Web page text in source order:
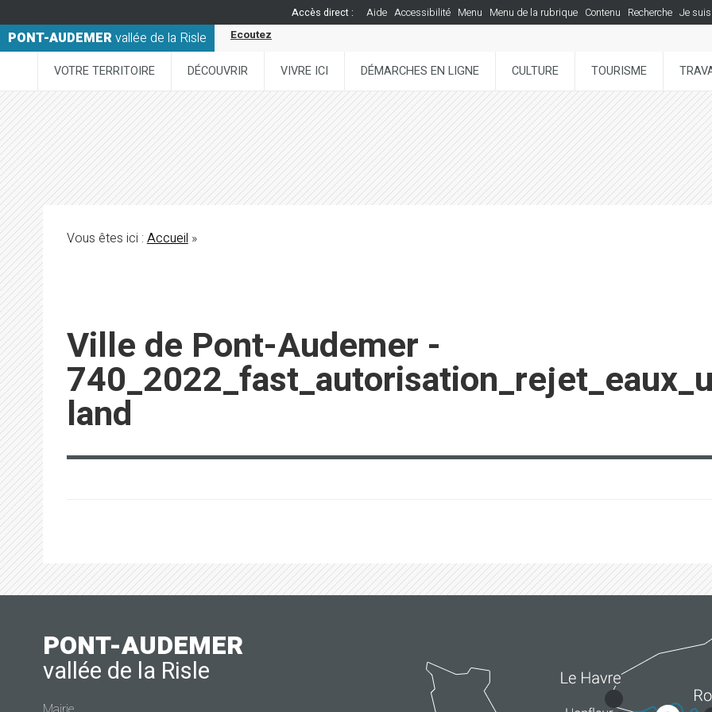
Accès direct : Aide Accessibilité Menu Menu de la rubrique Contenu Recherche Je suis
PONT-AUDEMERvallée de la Risle Ecoutez
VOTRE TERRITOIRE DÉCOUVRIR VIVRE ICI DÉMARCHES EN LIGNE CULTURE TOURISME
Vous êtes ici :Accueil»
Ville de Pont-Audemer -
land
PONT-AUDEMER
vallée de la Risle